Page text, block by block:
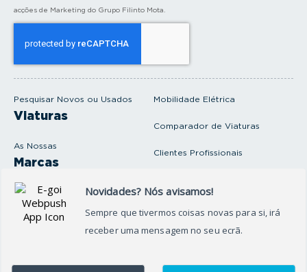
Pesquisar Novos ou Usados
Viaturas
As Nossas
Marcas
Produtos e serviços
Oficina
Mobilidade Elétrica
Comparador de Viaturas
Clientes Profissionais
Seguros Protector
acções de Marketing do Grupo Filinto Mota.